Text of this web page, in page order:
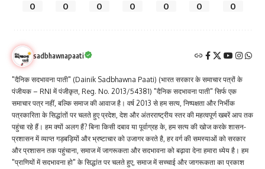
0 0 0 0 0 0 0
sadbhawnapaati
"दैनिक सदभावना पाती" (Dainik Sadbhawna Paati) (भारत सरकार के समाचार पत्रों के
पंजीयक – RNI में पंजीकृत, Reg. No. 2013/54381) "दैनिक सदभावना पाती" सिर्फ एक
समाचार पत्र नहीं, बल्कि समाज की आवाज है। वर्ष 2013 से हम सत्य, निष्पक्षता और निर्भीक
पत्रकारिता के सिद्धांतों पर चलते हुए प्रदेश, देश और अंतरराष्ट्रीय स्तर की महत्वपूर्ण खबरें आप तक
पहुंचा रहे हैं। हम क्यों अलग हैं? बिना किसी दबाव या पूर्वाग्रह के, हम सत्य की खोज करके शासन-
प्रशासन में व्याप्त गड़बड़ियों और भ्रष्टाचार को उजागर करते है, हर वर्ग की समस्याओं को सरकार
और प्रशासन तक पहुंचाना, समाज में जागरूकता और सदभावना को बढ़ावा देना हमारा ध्येय है। हम
"प्राणियों में सदभावना हो" के सिद्धांत पर चलते हुए, समाज में सच्चाई और जागरूकता का प्रकाश